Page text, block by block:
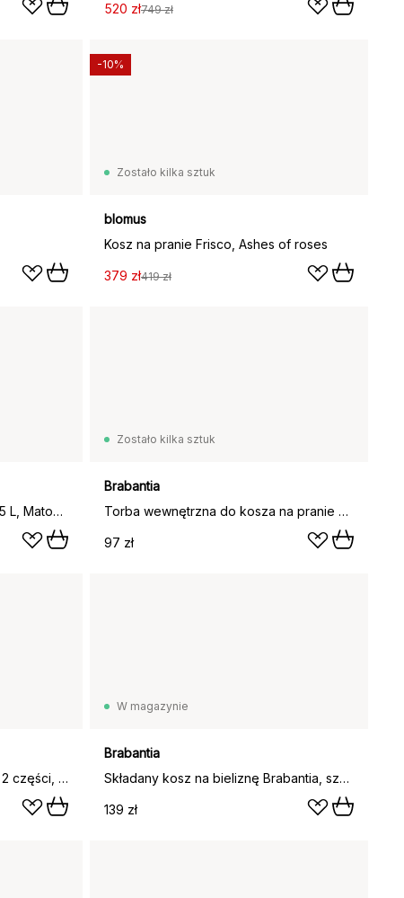
520 zł749 zł
Zostało kilka sztuk
blomus
Kosz na pranie Frisco, Ashes of roses
379 zł419 zł
-10%
Bo kosz na pranie wysoki 2x45 L, Matowa czerń
Zostało kilka sztuk
Brabantia
Torba wewnętrzna do kosza na pranie Bo wysoka 2x45 L, Szary
97 zł
Kosz na pranie Humdakin niski 2 części, Pleciony
W magazynie
Brabantia
Składany kosz na bieliznę Brabantia, szary
139 zł